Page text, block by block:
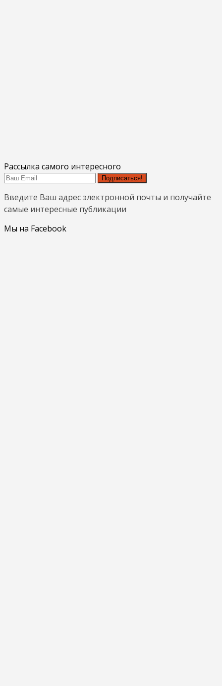
Рассылка самого интересного
Подписаться!
Введите Ваш адрес электронной почты и получайте
самые интересные публикации
Мы на Facebook